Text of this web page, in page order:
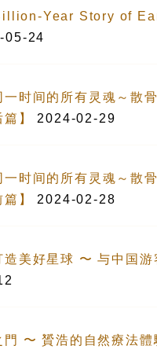
Year Story of
05-24
一时间的所有灵魂～散
】
2024-02-29
一时间的所有灵魂～散
】
2024-02-28
造美好星球 〜 与中国游
門 〜 贇浩的自然療法體